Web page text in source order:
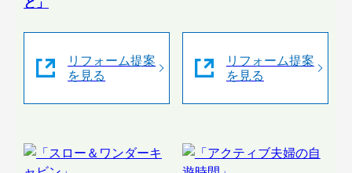
リフォーム提案
を見る
リフォーム提案
を見る